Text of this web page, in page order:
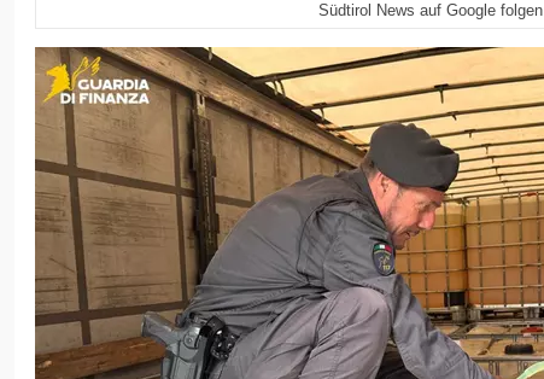
Südtirol News auf Google folgen